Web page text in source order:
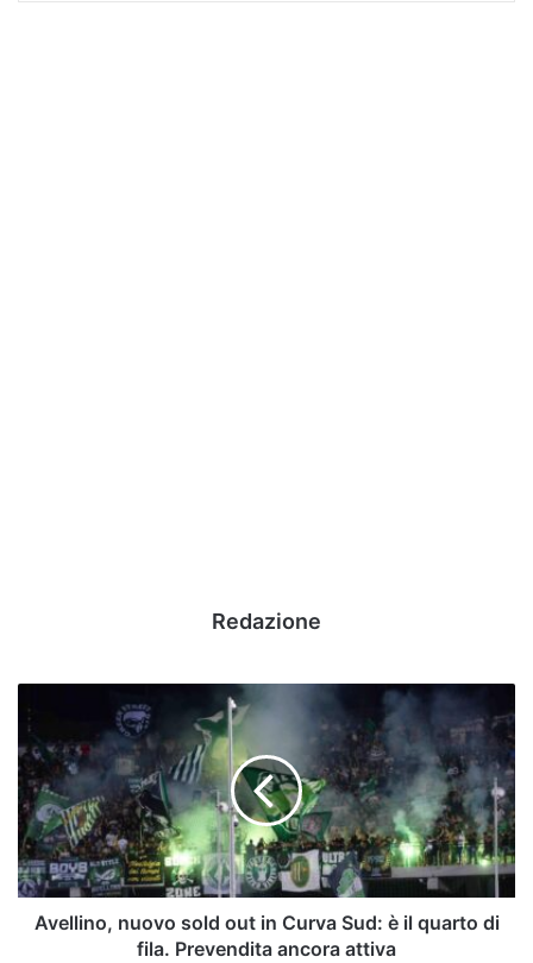
Redazione
nuovo
sold
out
in
Curva
Sud:
è
il
quarto
Avellino, nuovo sold out in Curva Sud: è il quarto di
fila. Prevendita ancora attiva